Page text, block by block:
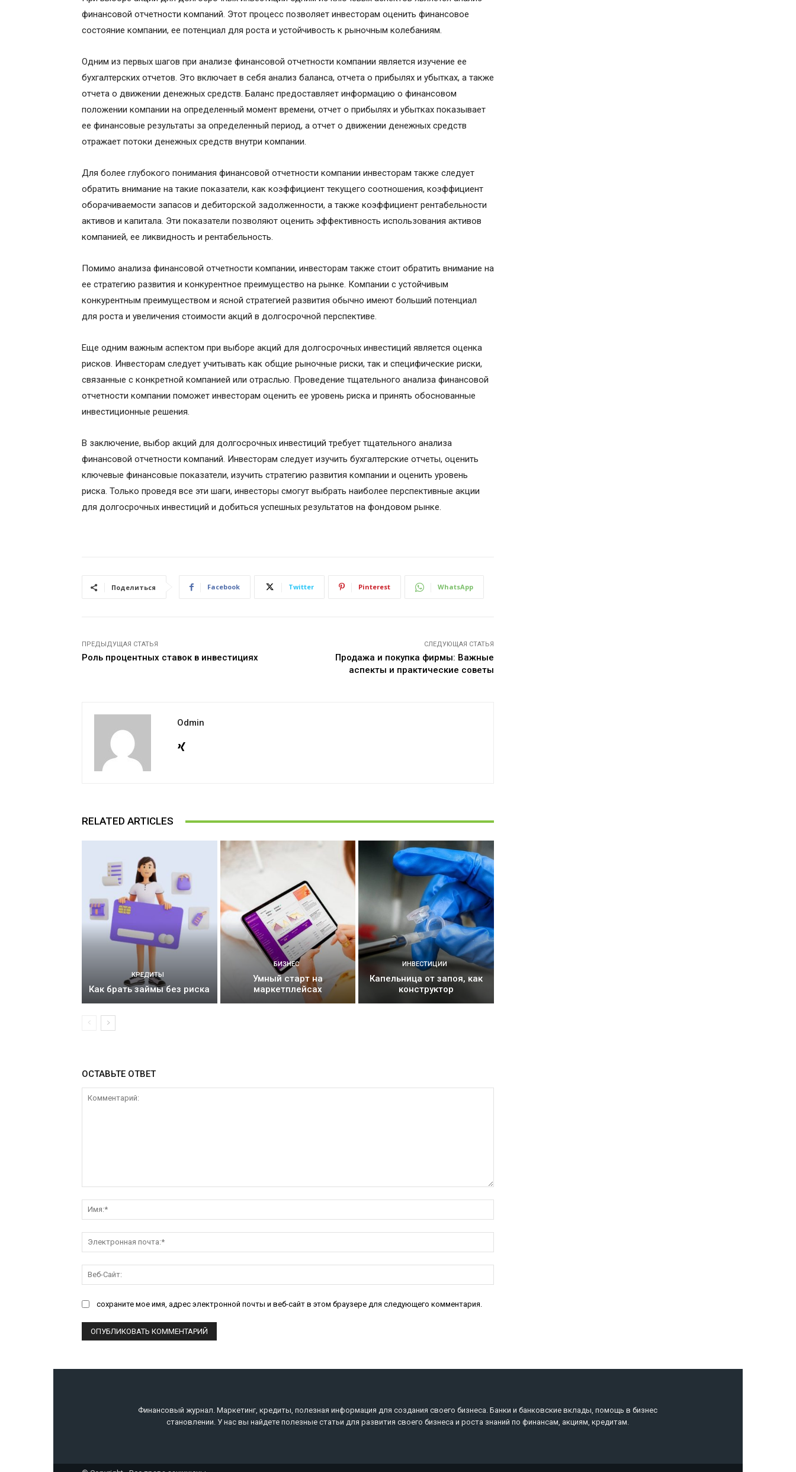
финансовой отчетности компаний. Этот процесс позволяет инвесторам оценить финансовое
состояние компании, ее потенциал для роста и устойчивость к рыночным колебаниям.
Одним из первых шагов при анализе финансовой отчетности компании является изучение ее
бухгалтерских отчетов. Это включает в себя анализ баланса, отчета о прибылях и убытках, а также
отчета о движении денежных средств. Баланс предоставляет информацию о финансовом
положении компании на определенный момент времени, отчет о прибылях и убытках показывает
ее финансовые результаты за определенный период, а отчет о движении денежных средств
отражает потоки денежных средств внутри компании.
Для более глубокого понимания финансовой отчетности компании инвесторам также следует
обратить внимание на такие показатели, как коэффициент текущего соотношения, коэффициент
оборачиваемости запасов и дебиторской задолженности, а также коэффициент рентабельности
активов и капитала. Эти показатели позволяют оценить эффективность использования активов
компанией, ее ликвидность и рентабельность.
Помимо анализа финансовой отчетности компании, инвесторам также стоит обратить внимание на
ее стратегию развития и конкурентное преимущество на рынке. Компании с устойчивым
конкурентным преимуществом и ясной стратегией развития обычно имеют больший потенциал
для роста и увеличения стоимости акций в долгосрочной перспективе.
Еще одним важным аспектом при выборе акций для долгосрочных инвестиций является оценка
рисков. Инвесторам следует учитывать как общие рыночные риски, так и специфические риски,
связанные с конкретной компанией или отраслью. Проведение тщательного анализа финансовой
отчетности компании поможет инвесторам оценить ее уровень риска и принять обоснованные
инвестиционные решения.
В заключение, выбор акций для долгосрочных инвестиций требует тщательного анализа
финансовой отчетности компаний. Инвесторам следует изучить бухгалтерские отчеты, оценить
ключевые финансовые показатели, изучить стратегию развития компании и оценить уровень
риска. Только проведя все эти шаги, инвесторы смогут выбрать наиболее перспективные акции
для долгосрочных инвестиций и добиться успешных результатов на фондовом рынке.
Поделиться Facebook Twitter Pinterest WhatsApp
ПРЕДЫДУЩАЯ СТАТЬЯ
Роль процентных ставок в инвестициях
СЛЕДУЮЩАЯ СТАТЬЯ
Продажа и покупка фирмы: Важные
аспекты и практические советы
Odmin
RELATED ARTICLES
КРЕДИТЫ
Как брать займы без риска
БИЗНЕС
Умный старт на
маркетплейсах
ИНВЕСТИЦИИ
Капельница от запоя, как
конструктор
ОСТАВЬТЕ ОТВЕТ
почта:*
Сайт:
сохраните мое имя, адрес электронной почты и веб-сайт в этом браузере для следующего комментария.
Финансовый журнал. Маркетинг, кредиты, полезная информация для создания своего бизнеса. Банки и банковские вклады, помощь в бизнес
становлении. У нас вы найдете полезные статьи для развития своего бизнеса и роста знаний по финансам, акциям, кредитам.